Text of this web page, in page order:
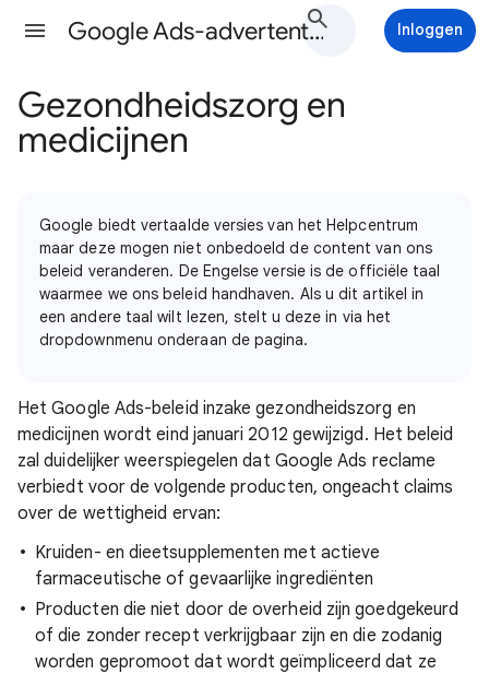
Google Ads-advertentiebeleid Help Inloggen
Gezondheidszorg en
medicijnen
Google biedt vertaalde versies van het Helpcentrum
maar deze mogen niet onbedoeld de content van ons
beleid veranderen. De Engelse versie is de officiële taal
waarmee we ons beleid handhaven. Als u dit artikel in
een andere taal wilt lezen, stelt u deze in via het
dropdownmenu onderaan de pagina.
Het Google Ads-beleid inzake gezondheidszorg en
medicijnen wordt eind januari 2012 gewijzigd. Het beleid
zal duidelijker weerspiegelen dat Google Ads reclame
verbiedt voor de volgende producten, ongeacht claims
over de wettigheid ervan:
Kruiden- en dieetsupplementen met actieve
farmaceutische of gevaarlijke ingrediënten
Producten die niet door de overheid zijn goedgekeurd
of die zonder recept verkrijgbaar zijn en die zodanig
worden gepromoot dat wordt geïmpliceerd dat ze